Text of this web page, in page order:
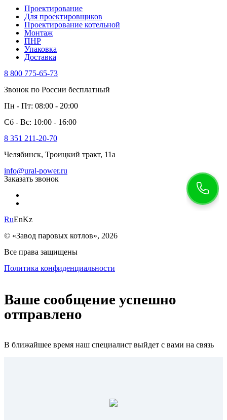
Проектирование
Для проектировщиков
Проектирование котельной
Монтаж
ПНР
Упаковка
Доставка
8 800 775-65-73
Звонок по России бесплатный
Пн - Пт: 08:00 - 20:00
Сб - Вс: 10:00 - 16:00
8 351 211-20-70
Челябинск, Троицкий тракт, 11а
info@ural-power.ru
Заказать звонок
RuEnKz
© «Завод паровых котлов», 2026
Все права защищены
Политика конфиденциальности
Ваше сообщение успешно
отправлено
В ближайшее время наш специалист выйдет с вами на связь